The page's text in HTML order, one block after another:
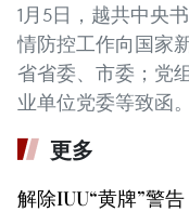
1月5日，越共中央
情防控工作向国家
省省委、市委；党
业单位党委等致函。
更多
解除IUU“黄牌”警